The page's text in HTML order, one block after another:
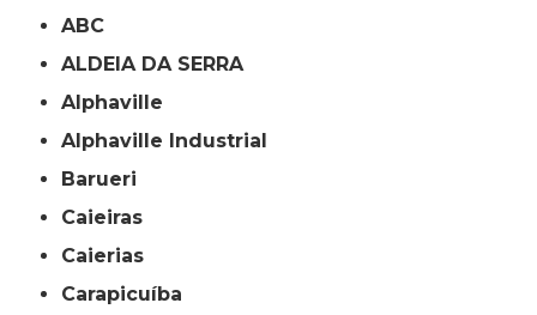
ABC
ALDEIA DA SERRA
Alphaville
Alphaville Industrial
Barueri
Caieiras
Caierias
Carapicuíba